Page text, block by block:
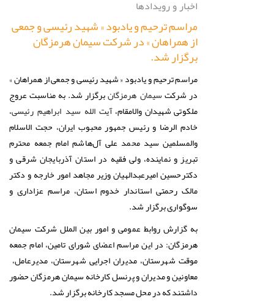
اخبار و رویدادها
مراسم ترحیم و یادبود « شهید رئیسی و جمعی
از همراهان » در شرکت سیمان هرمزگان
برگزار شد.
مراسم ترحیم و یادبود « شهید رئیسی و جمعی از همراهان »
در شرکت سیمان هرمزگان برگزار شد. به مناسبت عروج
ملکوتی شهیدان والامقام،آیت الله سید ابراهیم رئیسی،
خادم الرضا و رئیس جمهور محبوب ایران، حجت الاسلام
والمسلمین سید محمد علی آل‌هاشم امام جمعه محترم
تبریز و نماینده، ولی فقیه در استان آذربایجان شرقی و
دکترحسین امیرعبدالهیان وزیر مجاهد امور خارجه و دکتر
مالک رحمتی استاندار خدوم استان، مراسم عزاداری و
سوگواری برگزار شد.
به گزارش روابط عمومی و امور بین الملل شرکت سیمان
هرمزگان: در این مراسم اعضای شورای تامین، امام جمعه
موقت شهرستان، مدیران اجرایی شهرستان، مدیرعامل،
معاونین و مدیران و پرنسل کارخانه سیمان هرمزگان حضور
داشتند که در محل مسجد کارخانه برگزار شد.